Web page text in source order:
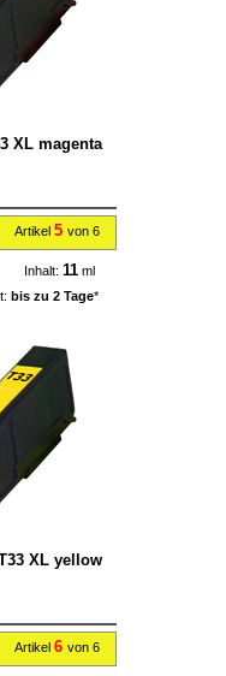
XL magenta
Artikel 5 von 6
Inhalt: 11 ml
bis zu 2 Tage*
XL yellow
Artikel 6 von 6